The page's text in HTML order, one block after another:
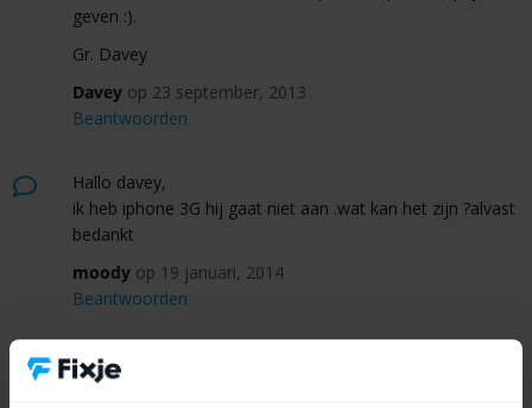
geven :).
Gr. Davey
Davey op 23 september, 2013
Beantwoorden
Hallo davey,
ik heb iphone 3G hij gaat niet aan .wat kan het zijn ?alvast
bedankt
moody op 19 januari, 2014
Beantwoorden